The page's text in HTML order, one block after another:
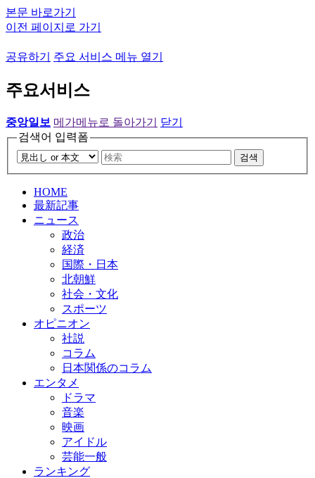
본문 바로가기
이전 페이지로 가기
공유하기 주요 서비스 메뉴 열기
주요서비스
중앙일보 메가메뉴로 돌아가기
닫기
검색어 입력폼
검색
HOME
最新記事
ニュース
政治
経済
国際・日本
北朝鮮
社会・文化
スポーツ
オピニオン
社説
コラム
日本関係のコラム
エンタメ
ドラマ
音楽
映画
アイドル
芸能一般
ランキング